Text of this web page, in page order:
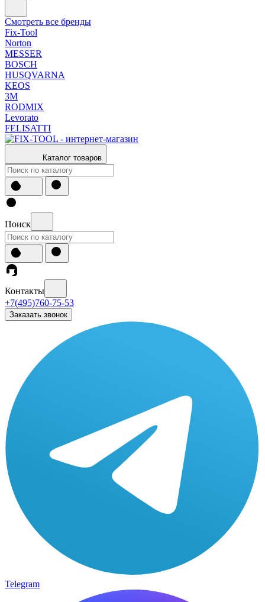
Смотреть все бренды
Fix-Tool
Norton
MESSER
BOSCH
HUSQVARNA
KEOS
3М
RODMIX
Levorato
FELISATTI
Каталог товаров
Поиск
Контакты
+7(495)760-75-53
Заказать звонок
Telegram